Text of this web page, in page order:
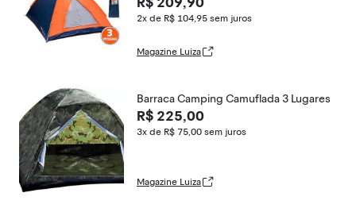
2x de R$ 104,95 sem juros
Magazine Luiza
Barraca Camping Camuflada 3 Lugares
R$ 225,00
3x de R$ 75,00 sem juros
Magazine Luiza